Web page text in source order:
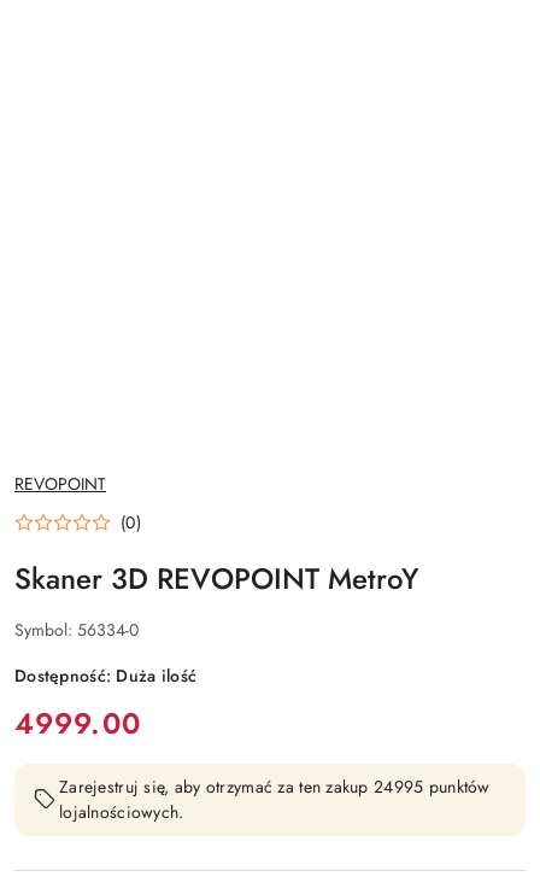
NAZWA
PRODUCENTA:
REVOPOINT
(0)
Skaner 3D REVOPOINT MetroY
Symbol: 56334-0
Dostępność: Duża ilość
cena:
4999.00
Zarejestruj się, aby otrzymać za ten zakup 24995 punktów
lojalnościowych.